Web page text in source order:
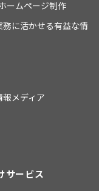
ームページ制作
に活かせる有益な情
報メディア
サービス